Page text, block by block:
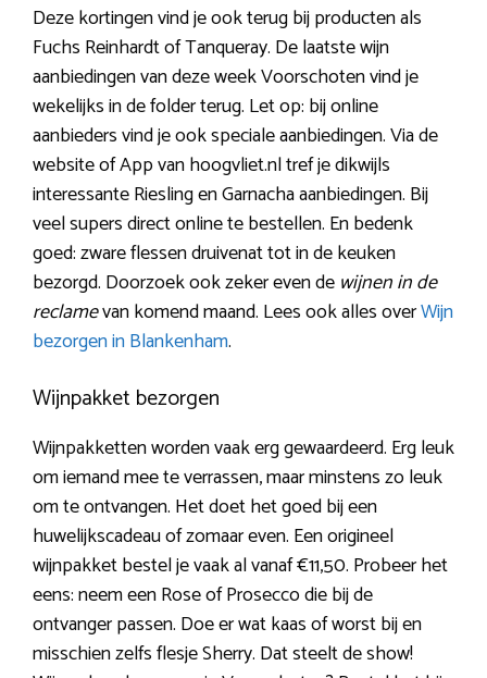
Deze kortingen vind je ook terug bij producten als
Fuchs Reinhardt of Tanqueray. De laatste wijn
aanbiedingen van deze week Voorschoten vind je
wekelijks in de folder terug. Let op: bij online
aanbieders vind je ook speciale aanbiedingen. Via de
website of App van hoogvliet.nl tref je dikwijls
interessante Riesling en Garnacha aanbiedingen. Bij
veel supers direct online te bestellen. En bedenk
goed: zware flessen druivenat tot in de keuken
bezorgd. Doorzoek ook zeker even de wijnen in de
reclamevan komend maand. Lees ook alles overWijn
bezorgen in Blankenham.
Wijnpakket bezorgen
Wijnpakketten worden vaak erg gewaardeerd. Erg leuk
om iemand mee te verrassen, maar minstens zo leuk
om te ontvangen. Het doet het goed bij een
huwelijkscadeau of zomaar even. Een origineel
wijnpakket bestel je vaak al vanaf €11,50. Probeer het
eens: neem een Rose of Prosecco die bij de
ontvanger passen. Doe er wat kaas of worst bij en
misschien zelfs flesje Sherry. Dat steelt de show!